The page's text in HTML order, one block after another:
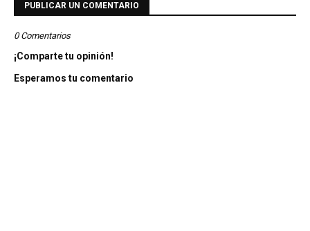
PUBLICAR UN COMENTARIO
0 Comentarios
¡Comparte tu opinión!
Esperamos tu comentario